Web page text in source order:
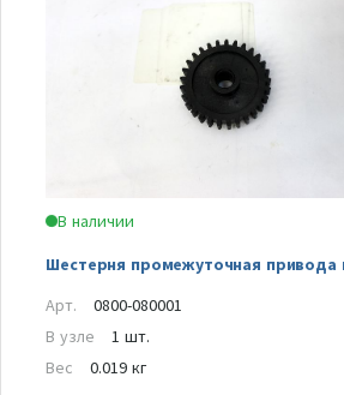
В наличии
Шестерня промежуточная привода
Арт.
0800-080001
В узле
1 шт.
Вес
0.019 кг